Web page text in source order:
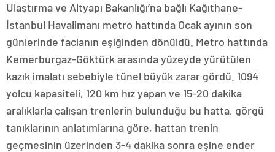
Ulaştırma ve Altyapı Bakanlığı’na bağlı Kağıthane-
İstanbul Havalimanı metro hattında Ocak ayının son
günlerinde facianın eşiğinden dönüldü. Metro hattında
Kemerburgaz-Göktürk arasında yüzeyde yürütülen
kazık imalatı sebebiyle tünel büyük zarar gördü. 1094
yolcu kapasiteli, 120 km hız yapan ve 15-20 dakika
aralıklarla çalışan trenlerin bulunduğu bu hatta, görgü
tanıklarının anlatımlarına göre, hattan trenin
geçmesinin üzerinden 3-4 dakika sonra eşine ender